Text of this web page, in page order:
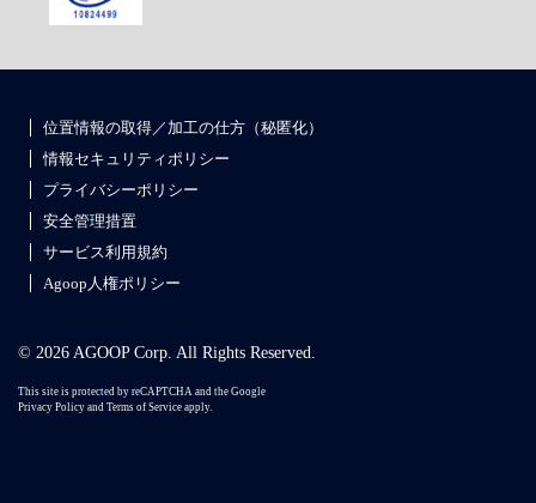
位置情報の取得／加工の仕方（秘匿化）
情報セキュリティポリシー
プライバシーポリシー
安全管理措置
サービス利用規約
Agoop人権ポリシー
© 2026 AGOOP Corp. All Rights Reserved.
This site is protected by reCAPTCHA and the Google
Privacy Policy and Terms of Service apply.